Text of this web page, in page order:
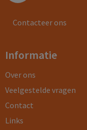
Contacteer ons
Informatie
Over ons
Veelgestelde vragen
Contact
Links